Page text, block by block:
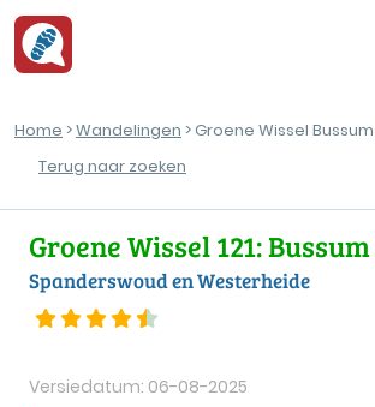
Home >Wandelingen > Groene Wissel
Terug naar zoeken
Groene Wissel 121:
Spanderswoud en Westerheide
Versiedatum: 06-08-2025